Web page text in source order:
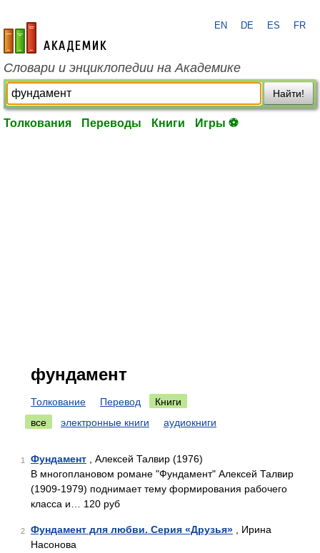
academic.ru
EN DE ES FR
Словари и энциклопедии на Академике
Найти!
Толкования Переводы Книги Игры ⚽
фундамент
Толкование Перевод
Книги
все
электронные книги аудиокниги
1 Фундамент , Алексей Талвир (1976)
В многоплановом романе "Фундамент" Алексей Талвир
(1909-1979) поднимает тему формирования рабочего
класса и… 120 руб
2 Фундамент для любви. Серия «Друзья» , Ирина
Насонова